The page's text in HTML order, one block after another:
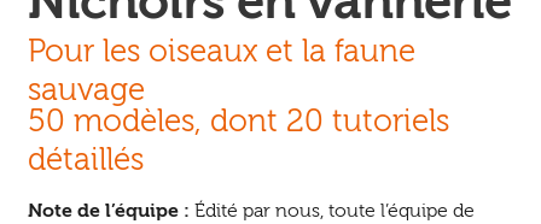
Pour les oiseaux et la faune
sauvage
50 modèles, dont 20 tutoriels
détaillés
Note de l’équipe : Édité par nous, toute l’équipe de